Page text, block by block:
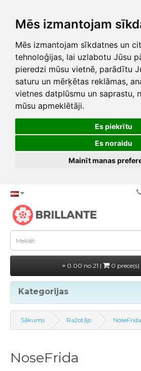
Mēs izmantojam
Mēs izmantojam sīkdatnes un
tehnoloģijas, lai uzlabotu Jūsu
pieredzi mūsu vietnē, parādītu
saturu un mērķētas reklāmas,
vietnes datplūsmu un saprastu,
mūsu apmeklētāji.
Es piekrītu
Es noraidu
Mainīt manas
0.00 no 21 | 0
Kategorijas
Sākums Ražotājs NoseFrida
NoseFrida